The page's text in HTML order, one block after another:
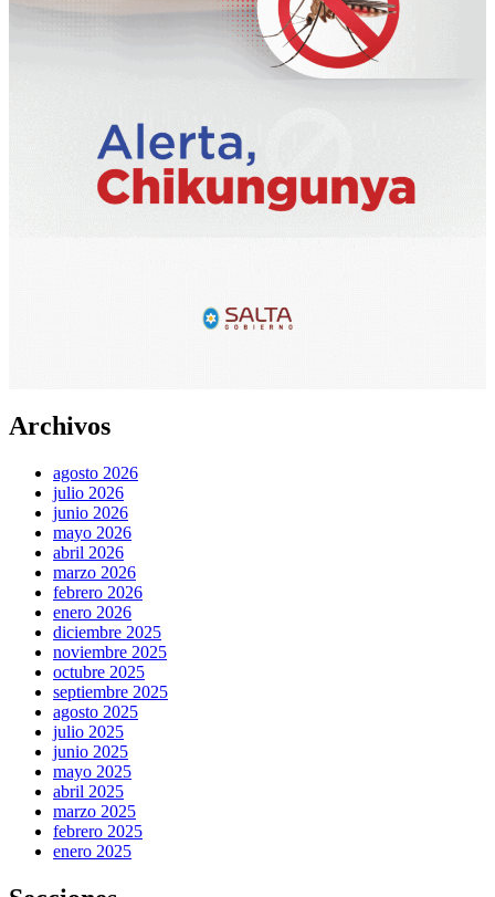
Archivos
agosto 2026
julio 2026
junio 2026
mayo 2026
abril 2026
marzo 2026
febrero 2026
enero 2026
diciembre 2025
noviembre 2025
octubre 2025
septiembre 2025
agosto 2025
julio 2025
junio 2025
mayo 2025
abril 2025
marzo 2025
febrero 2025
enero 2025